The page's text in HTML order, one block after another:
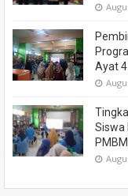
Ayat
Siswa